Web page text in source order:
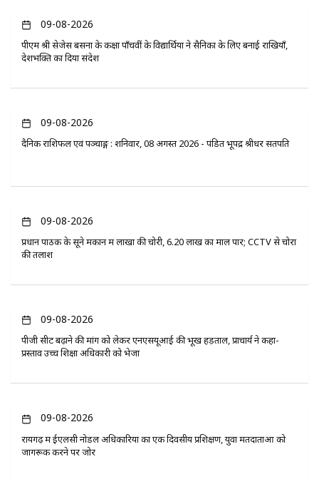
09-08-2026
पीएम श्री सेजेस बसना के कक्षा पाँचवीं के विद्यार्थियों ने सैनिकों के लिए बनाई राखियाँ,
देशभक्ति का दिया संदेश
09-08-2026
दैनिक राशिफल एवं पञ्चाङ्ग : शनिवार, 08 अगस्त 2026 - पंडित भूपेंद्र श्रीधर सतपति
09-08-2026
प्रधान पाठक के सूने मकान में लाखों की चोरी, 6.20 लाख का माल पार; CCTV से चोरों
की तलाश
09-08-2026
पीजी सीट बढ़ाने की मांग को लेकर एनएसयूआई की भूख हड़ताल, प्राचार्य ने कहा-
प्रस्ताव उच्च शिक्षा अधिकारी को भेजा
09-08-2026
रायगढ़ में ईएलसी नोडल अधिकारियों का एक दिवसीय प्रशिक्षण, युवा मतदाताओं को
जागरूक करने पर जोर